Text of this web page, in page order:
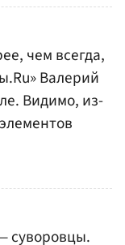
чем всегда,
Валерий
Видимо, из-
суворовцы.